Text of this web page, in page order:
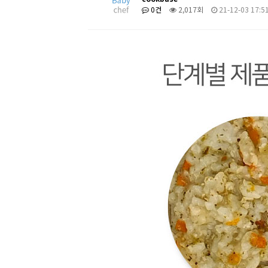
0건
2,017회 21-12-03